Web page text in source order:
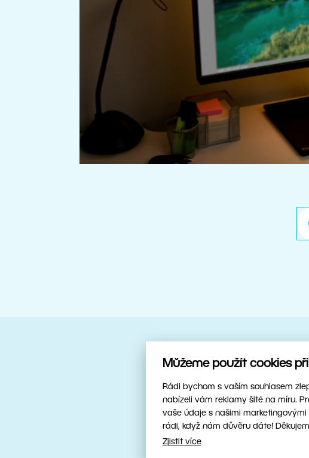
Můžeme použít cookies
Rádi bychom s vaším souhlasem
nabízeli vám reklamy šité na míru.
vaše údaje s našimi
rádi, když nám důvěru dáte!
Zjistit více
Spolehlivý parťák
Upravujte
nástroji